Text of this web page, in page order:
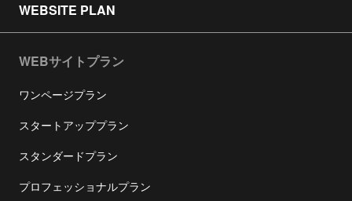
WEBSITE PLAN
WEBサイトプラン
ワンページプラン
スタートアッププラン
スタンダードプラン
プロフェッショナルプラン